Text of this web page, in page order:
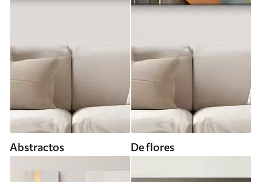
Abstractos De flores